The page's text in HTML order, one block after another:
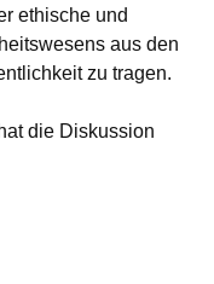
ethische und
aus den
zu tragen.
die Diskussion